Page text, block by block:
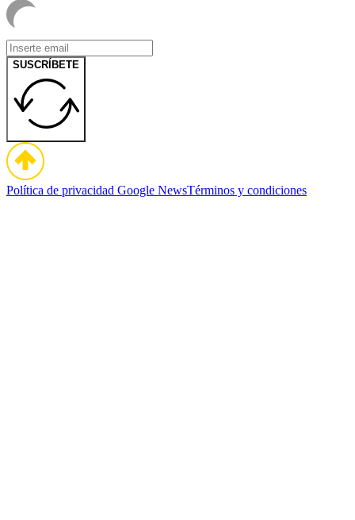
SUSCRÍBETE
Política de privacidad Google NewsTérminos y condiciones